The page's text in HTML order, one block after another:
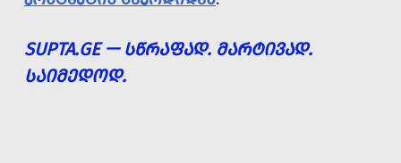
SUPTA.GE — ᲡᲬᲠᲐᲤᲐᲓ. ᲛᲐᲠᲢᲘᲕᲐᲓ.
ᲡᲐᲘᲛᲔᲓᲝᲓ.